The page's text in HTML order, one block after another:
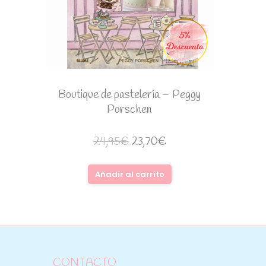
Boutique de pastelería – Peggy
Porschen
24,95€ 23,70€
Añadir al carrito